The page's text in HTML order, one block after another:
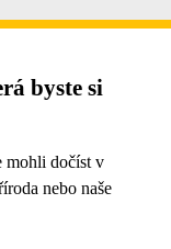
byste si
mohli dočíst v
nebo naše